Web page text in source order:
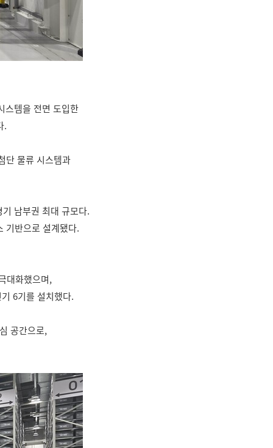
스템을 전면 도입한
.
단 물류 시스템과
남부권 최대 규모다.
기반으로 설계됐다.
대화했으며,
6기를 설치했다.
공간으로,